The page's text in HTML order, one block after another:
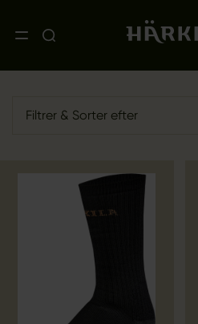
Filtrer & Sorter efter